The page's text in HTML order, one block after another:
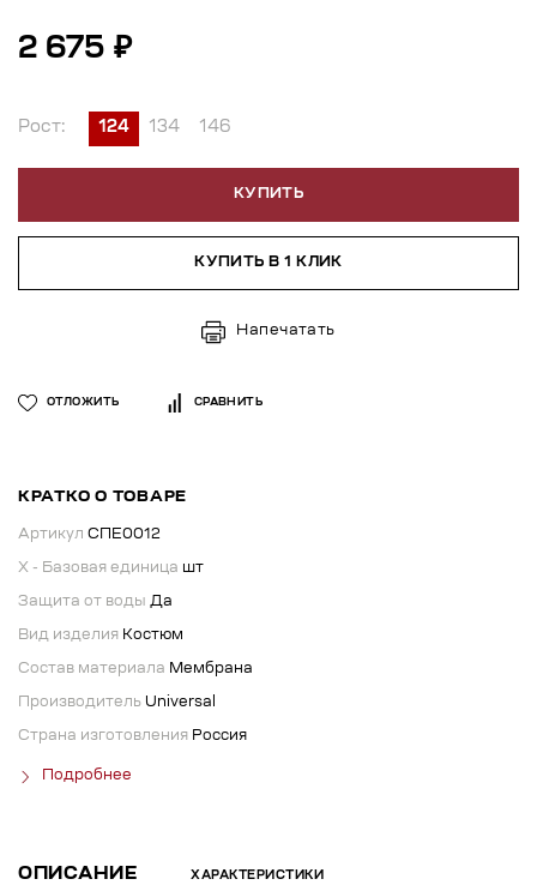
2 675 ₽
Рост: 124 134 146
КУПИТЬ
КУПИТЬ В 1 КЛИК
Напечатать
ОТЛОЖИТЬ СРАВНИТЬ
КРАТКО О ТОВАРЕ
Артикул СПЕ0012
X - Базовая единица шт
Защита от воды Да
Вид изделия Костюм
Состав материала Мембрана
Производитель Universal
Страна изготовления Россия
Подробнее
ОПИСАНИЕ ХАРАКТЕРИСТИКИ